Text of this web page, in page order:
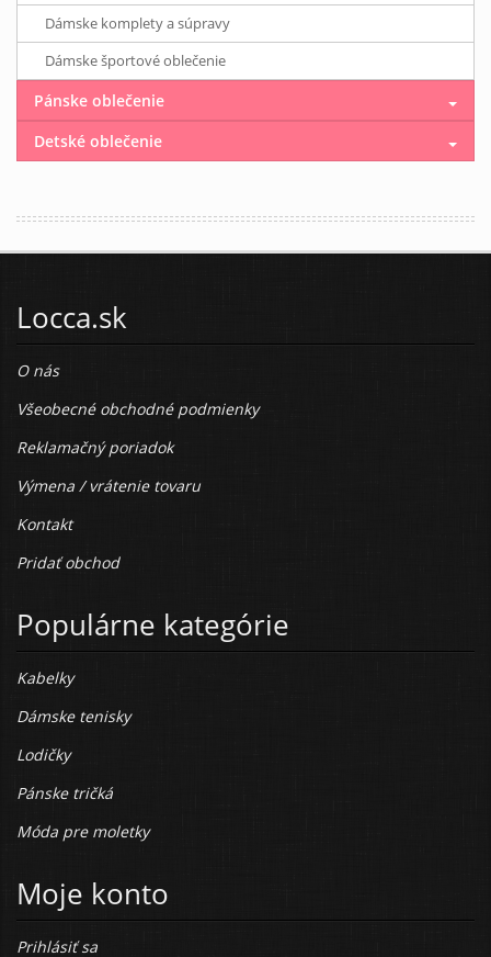
Dámske komplety a súpravy
Dámske športové oblečenie
Pánske oblečenie
Detské oblečenie
Locca.sk
O nás
Všeobecné obchodné podmienky
Reklamačný poriadok
Výmena / vrátenie tovaru
Kontakt
Pridať obchod
Populárne kategórie
Kabelky
Dámske tenisky
Lodičky
Pánske tričká
Móda pre moletky
Moje konto
Prihlásiť sa